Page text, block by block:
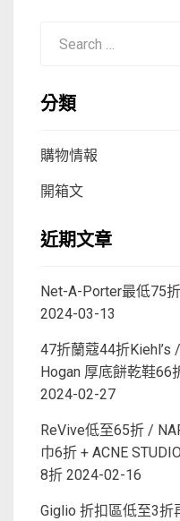
分類
購物情報
開箱文
近期文章
Net-A-Porter最低75
2024-03-13
47折蘭蔻44折
Hogan 厚底餅乾鞋
2024-02-27
ReVive低至65折 /
巾6折 + ACNE
8折 2024-02-16
Giglio 折扣區低至3折